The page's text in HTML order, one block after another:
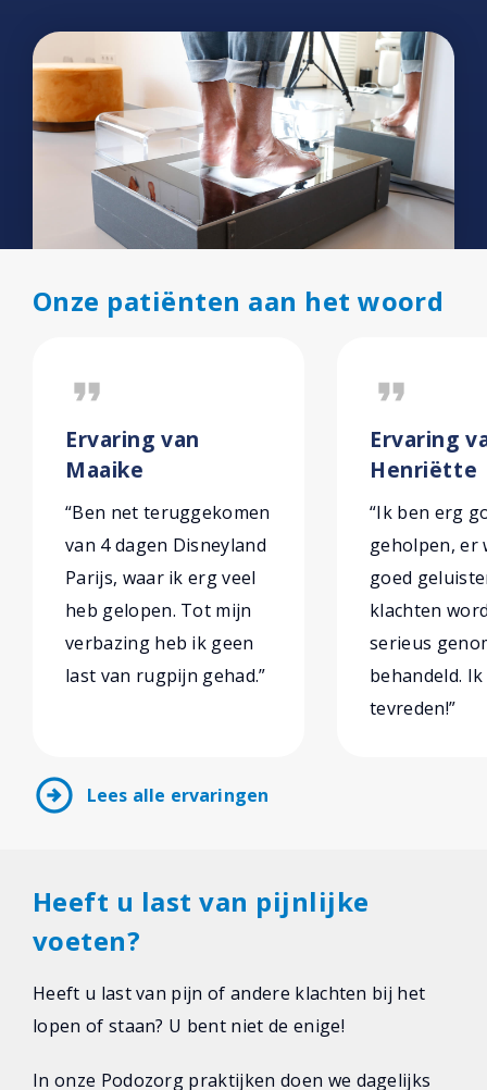
Onze patiënten aan het woord
format_quote
Ervaring van
Maaike
“Ben net teruggekomen
van 4 dagen Disneyland
Parijs, waar ik erg veel
heb gelopen. Tot mijn
verbazing heb ik geen
last van rugpijn gehad.”
format_quote
Ervaring
Henriëtte
“Ik ben erg
geholpen, er
goed
klachten
serieus
behandeld.
tevreden!”
arrow_circle_right Lees alle ervaringen
Heeft u last van pijnlijke
voeten?
Heeft u last van pijn of andere klachten bij het
lopen of staan? U bent niet de enige!
In onze Podozorg praktijken doen we dagelijks